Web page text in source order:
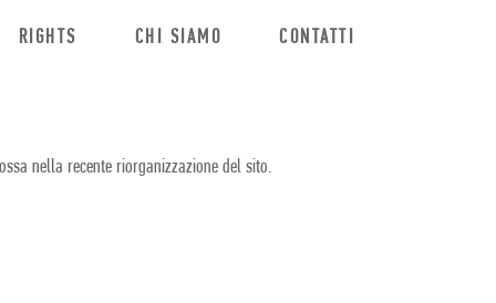
RIGHTS CHI SIAMO CONTATTI
nella recente riorganizzazione del sito.